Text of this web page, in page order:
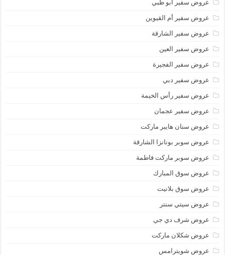
عروض سفير أبو ظبي
عروض سفير أم القيوين
عروض سفير الشارقة
عروض سفير العين
عروض سفير الفجيرة
عروض سفير دبي
عروض سفير رأس الخيمة
عروض سفير عجمان
عروض سنان هايبر ماركت
عروض سوبر بونانزا الشارقة
عروض سوبر ماركت فاطمة
عروض سوق المبارك
عروض سوق بلانيت
عروض سيتي سنتر
عروض شرف دي جي
عروض شكلان ماركت
عروض شويترامس